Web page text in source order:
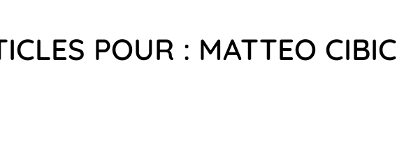
POUR : MATTEO CIBIC